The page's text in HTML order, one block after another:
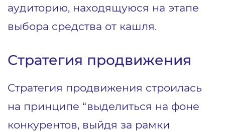
аудиторию, находящуюся на этапе
выбора средства от кашля.
Стратегия продвижения
Стратегия продвижения строилась
на принципе “выделиться на фоне
конкурентов, выйдя за рамки